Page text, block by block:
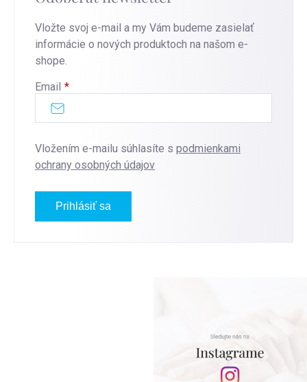
Vložte svoj e-mail a my Vám budeme zasielať
informácie o nových produktoch na našom e-
shope.
Email
Vložením e-mailu súhlasíte s podmienkami
ochrany osobných údajov
Prihlásiť sa